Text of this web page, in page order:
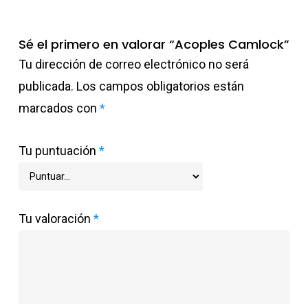
Sé el primero en valorar “Acoples Camlock”
Tu dirección de correo electrónico no será
publicada. Los campos obligatorios están
marcados con *
Tu puntuación *
Tu valoración *